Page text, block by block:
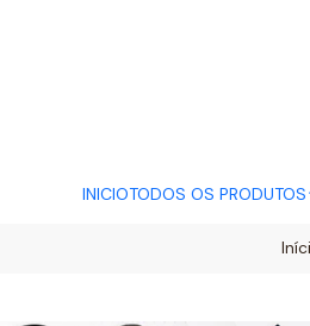
INICIOTODOS OS PRODUTOS